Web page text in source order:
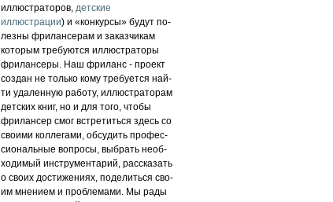
иллюстраторов, детские
иллюстрации) и «кон­кур­сы» бу­дут по­
лез­ны фри­лан­се­рам и за­каз­чи­кам
которым требуются иллюстраторы
фрилансеры. Наш фри­ланс - про­ект
соз­дан не толь­ко кому требуется най­
ти уда­лен­ную ра­бо­ту, иллюстраторам
детских книг, но и для то­го, что­бы
фри­лан­сер смог встре­тить­ся здесь со
сво­ими кол­ле­га­ми, об­су­дить про­фес­
си­ональ­ные воп­ро­сы, выб­рать не­об­
хо­ди­мый инс­тру­мен­та­рий, расс­ка­зать
о сво­их дос­ти­же­ни­ях, по­де­лить­ся сво­
им мнением и проб­ле­ма­ми. Мы рады